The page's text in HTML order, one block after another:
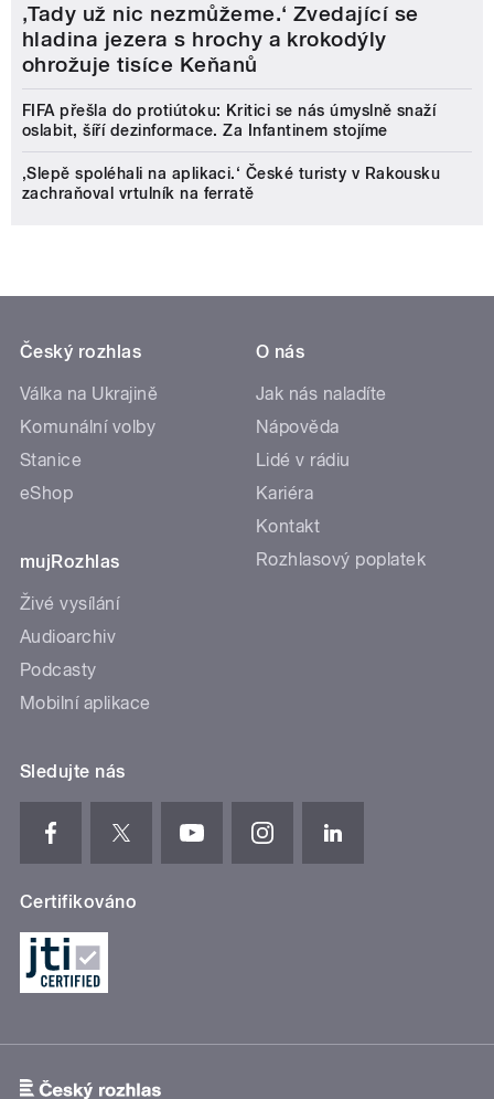
‚Tady už nic nezmůžeme.‘ Zvedající se
hladina jezera s hrochy a krokodýly
ohrožuje tisíce Keňanů
FIFA přešla do protiútoku: Kritici se nás úmyslně snaží
oslabit, šíří dezinformace. Za Infantinem stojíme
‚Slepě spoléhali na aplikaci.‘ České turisty v Rakousku
zachraňoval vrtulník na ferratě
Český rozhlas
Válka na Ukrajině
Komunální volby
Stanice
eShop
mujRozhlas
Živé vysílání
Audioarchiv
Podcasty
Mobilní aplikace
O nás
Jak nás naladíte
Nápověda
Lidé v rádiu
Kariéra
Kontakt
Rozhlasový poplatek
Sledujte nás
Certifikováno